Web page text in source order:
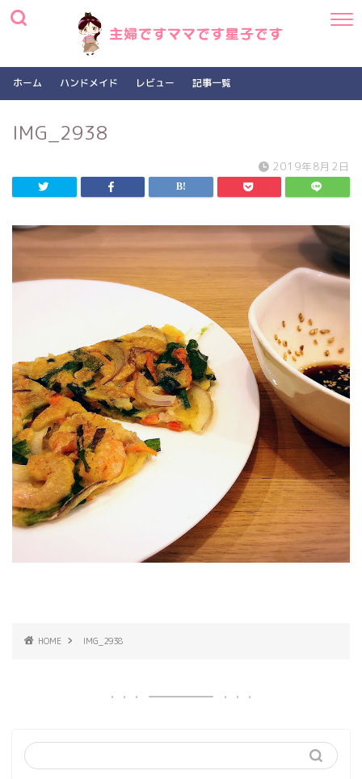
ホーム ハンドメイド レビュー 記事一覧
IMG_2938
2019年8月2日
HOME IMG_2938